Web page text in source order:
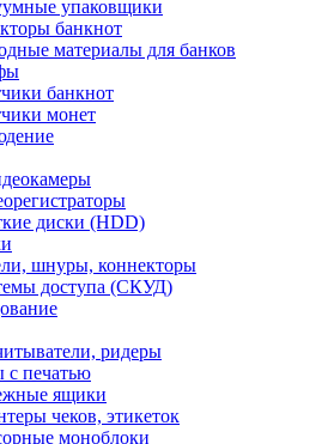
упаковщики
банкнот
материалы для банков
банкнот
монет
диски (HDD)
шнуры, коннекторы
доступа (СКУД)
ридеры
с печатью
ящики
чеков, этикеток
моноблоки